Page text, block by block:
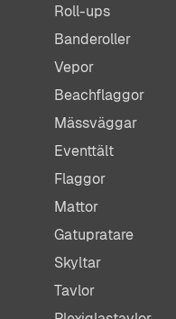
Roll-ups
Banderoller
Vepor
Beachflaggor
Mässväggar
Eventtält
Flaggor
Mattor
Gatupratare
Skyltar
Tavlor